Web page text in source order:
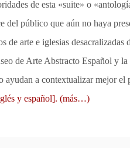
de esta «suite» o
del público que aún no haya
arte e iglesias desacralizadas
de Arte Abstracto Español y la
ayudan a contextualizar mejor el
y español]. (más…)